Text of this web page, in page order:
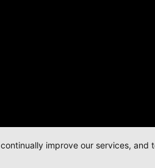
improve our services,